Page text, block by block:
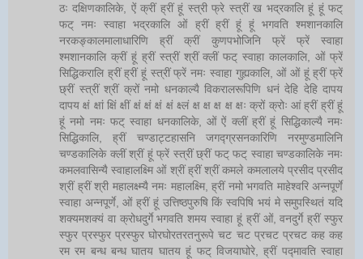
ठः दक्षिणकालिके, ऐं क्रीं ह्रीं हूं स्त्री फ्रे स्त्रीं ख भद्रकालि हूं हूं फट्
फट् नमः स्वाहा भद्रकालि ओं ह्रीं ह्रीं हूं हूं भगवति श्मशानकालि
नरकङ्कालमालाधारिणि ह्रीं क्रीं कुणपभोजिनि फ्रें फ्रें स्वाहा
श्मशानकालि क्रीं हूं ह्रीं स्त्रीं श्रीं क्लीं फट् स्वाहा कालकालि, ओं फ्रें
सिद्धिकरालि ह्रीं ह्रीं हूं स्त्रीं फ्रें नमः स्वाहा गुह्यकालि, ओं ओं हूं ह्रीं फ्रें
छ्रीं स्त्रीं श्रीं क्रों नमो धनकाल्यै विकरालरूपिणि धनं देहि देहि दापय
दापय क्षं क्षां क्षिं क्षीं क्षं क्षं क्षं क्षं क्ष्लं क्ष क्ष क्ष क्ष क्षः क्रों क्रोः आं ह्रीं ह्रीं हूं
हूं नमो नमः फट् स्वाहा धनकालिके, ओं ऐं क्लीं ह्रीं हूं सिद्धिकाल्यै नमः
सिद्धिकालि, ह्रीं चण्डाट्टहासनि जगद्ग्रसनकारिणि नरमुण्डमालिनि
चण्डकालिके क्लीं श्रीं हूं फ्रें स्त्रीं छ्रीं फट् फट् स्वाहा चण्डकालिके नमः
कमलवासिन्यै स्वाहालक्ष्मि ओं श्रीं ह्रीं श्रीं कमले कमलालये प्रसीद प्रसीद
श्रीं ह्रीं श्री महालक्ष्म्यै नमः महालक्ष्मि, ह्रीं नमो भगवति माहेश्वरि अन्नपूर्णे
स्वाहा अन्नपूर्णे, ओं ह्रीं हूं उत्तिष्ठपुरुषि किं स्वपिषि भयं मे समुपस्थितं यदि
शक्यमशक्यं वा क्रोधदुर्गे भगवति शमय स्वाहा हूं ह्रीं ओं, वनदुर्गे ह्रीं स्फुर
स्फुर प्रस्फुर प्रस्फुर घोरघोरतरतनुरूपे चट चट प्रचट प्रचट कह कह
रम रम बन्ध बन्ध घातय घातय हूं फट् विजयाघोरे, ह्रीं पद्मावति स्वाहा